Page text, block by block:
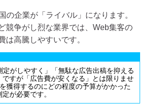
の企業が「ライバル」になります。
競争がし烈な業界では、Web集客の
は高騰しやすいです。
定がしやすく」「無駄な広告出稿を抑える
ですが「広告費が安くなる」とは限りませ
獲得するのにどの程度の予算がかかった
が必要です。